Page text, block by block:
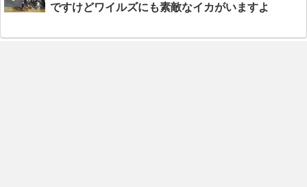
ですけどワイルズにも素敵なイカがいますよ